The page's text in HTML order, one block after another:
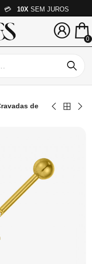
💳 10X SEM JUROS
0
de